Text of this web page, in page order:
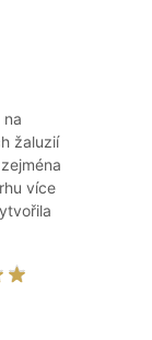
na
žaluzií
více